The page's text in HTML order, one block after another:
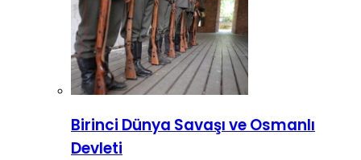
Birinci Dünya Savaşı ve Osmanlı
Devleti